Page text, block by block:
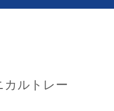
カルトレー